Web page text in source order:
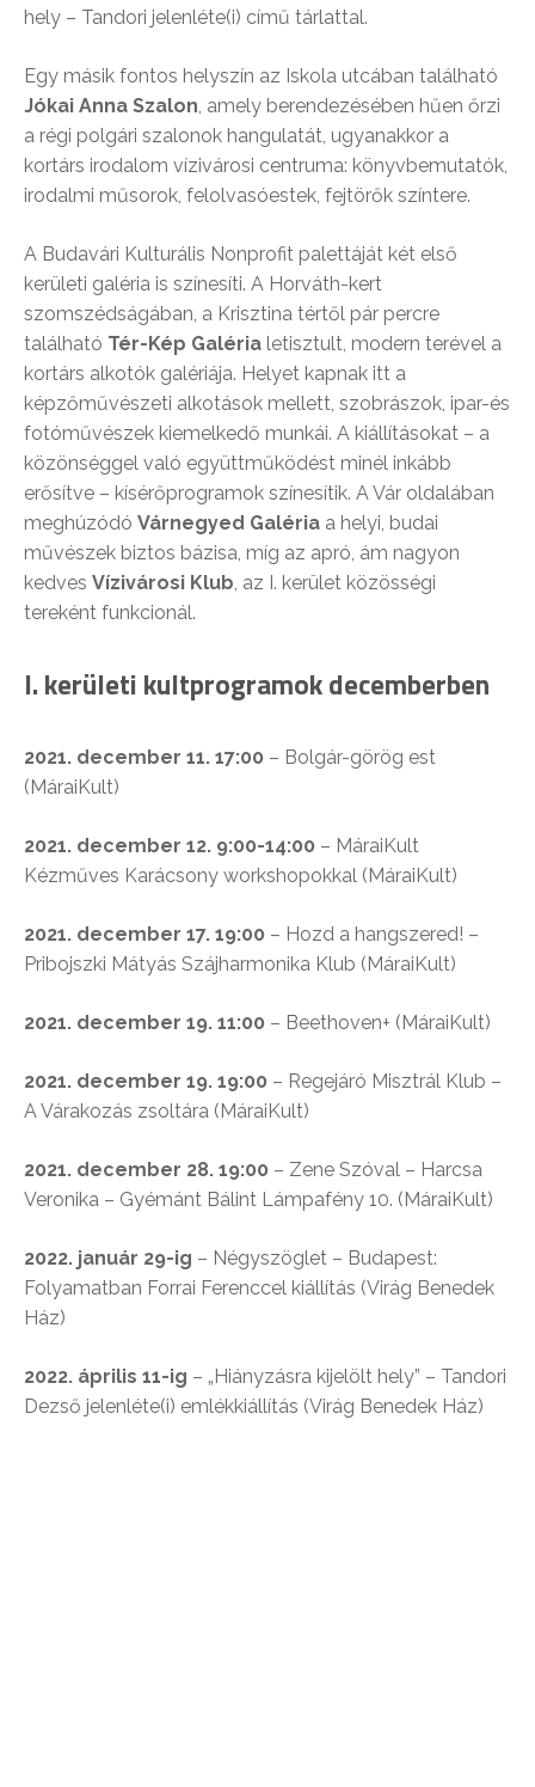
hely – Tandori jelenléte(i) című tárlattal.
Egy másik fontos helyszín az Iskola utcában található
Jókai Anna Szalon, amely berendezésében hűen őrzi
a régi polgári szalonok hangulatát, ugyanakkor a
kortárs irodalom vízivárosi centruma: könyvbemutatók,
irodalmi műsorok, felolvasóestek, fejtörők színtere.
A Budavári Kulturális Nonprofit palettáját két első
kerületi galéria is színesíti. A Horváth-kert
szomszédságában, a Krisztina tértől pár percre
található Tér-Kép Galéria letisztult, modern terével a
kortárs alkotók galériája. Helyet kapnak itt a
képzőművészeti alkotások mellett, szobrászok, ipar-és
fotóművészek kiemelkedő munkái. A kiállításokat – a
közönséggel való együttműködést minél inkább
erősítve – kísérőprogramok színesítik. A Vár oldalában
meghúzódó Várnegyed Galéria a helyi, budai
művészek biztos bázisa, míg az apró, ám nagyon
kedves Vízivárosi Klub, az I. kerület közösségi
tereként funkcionál.
I. kerületi kultprogramok decemberben
2021. december 11. 17:00 – Bolgár-görög est
(MáraiKult)
2021. december 12. 9:00-14:00 – MáraiKult
Kézműves Karácsony workshopokkal (MáraiKult)
2021. december 17. 19:00 – Hozd a hangszered! –
Pribojszki Mátyás Szájharmonika Klub (MáraiKult)
2021. december 19. 11:00 – Beethoven+ (MáraiKult)
2021. december 19. 19:00 – Regejáró Misztrál Klub –
A Várakozás zsoltára (MáraiKult)
2021. december 28. 19:00 – Zene Szóval – Harcsa
Veronika – Gyémánt Bálint Lámpafény 10. (MáraiKult)
2022. január 29-ig – Négyszöglet – Budapest:
Folyamatban Forrai Ferenccel kiállítás (Virág Benedek
Ház)
2022. április 11-ig – „Hiányzásra kijelölt hely” – Tandori
Dezső jelenléte(i) emlékkiállítás (Virág Benedek Ház)